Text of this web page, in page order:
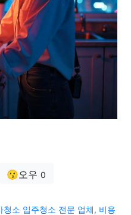
😗오우 0
소 입주청소 전문 업체, 비용